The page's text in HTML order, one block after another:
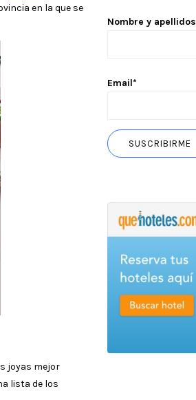
en la que se
joyas mejor
lista de los
Nombre y
Email*